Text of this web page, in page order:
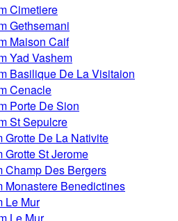
Cimetiere
Gethsemani
Maison Caif
Yad Vashem
Basilique De La Visitaion
Cenacle
Porte De Sion
St Sepulcre
Grotte De La Nativite
Grotte St Jerome
Champ Des Bergers
Monastere Benedictines
Le Mur